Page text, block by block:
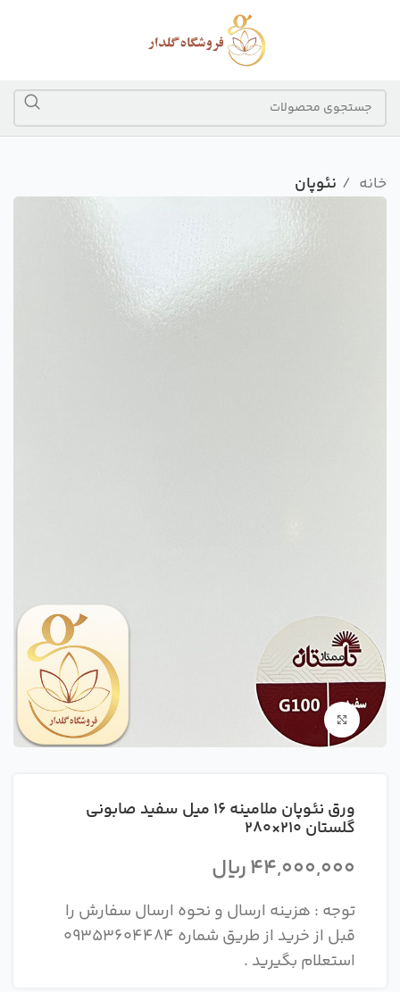
خانه نئوپان
بزرگنمایی تصویر
ورق نئوپان ملامینه 16 میل سفید صابونی
گلستان 210×280
44,000,000ریال
توجه : هزینه ارسال و نحوه ارسال سفارش را
قبل از خرید از طریق شماره 09353604484
استعلام بگیرید .